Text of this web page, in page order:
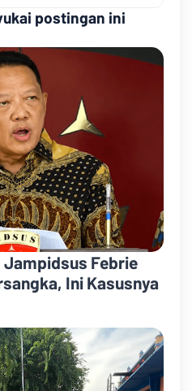
postingan ini
Jampidsus Febrie
Ini Kasusnya